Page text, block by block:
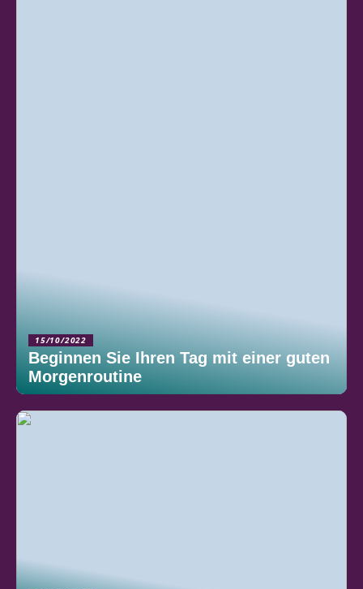
15/10/2022
Beginnen Sie Ihren Tag mit einer guten
Morgenroutine